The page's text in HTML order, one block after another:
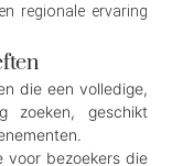
regionale ervaring
die een volledige,
zoeken, geschikt
voor bezoekers die